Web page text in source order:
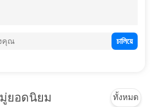
ยอดนิยม ทั้งหมด